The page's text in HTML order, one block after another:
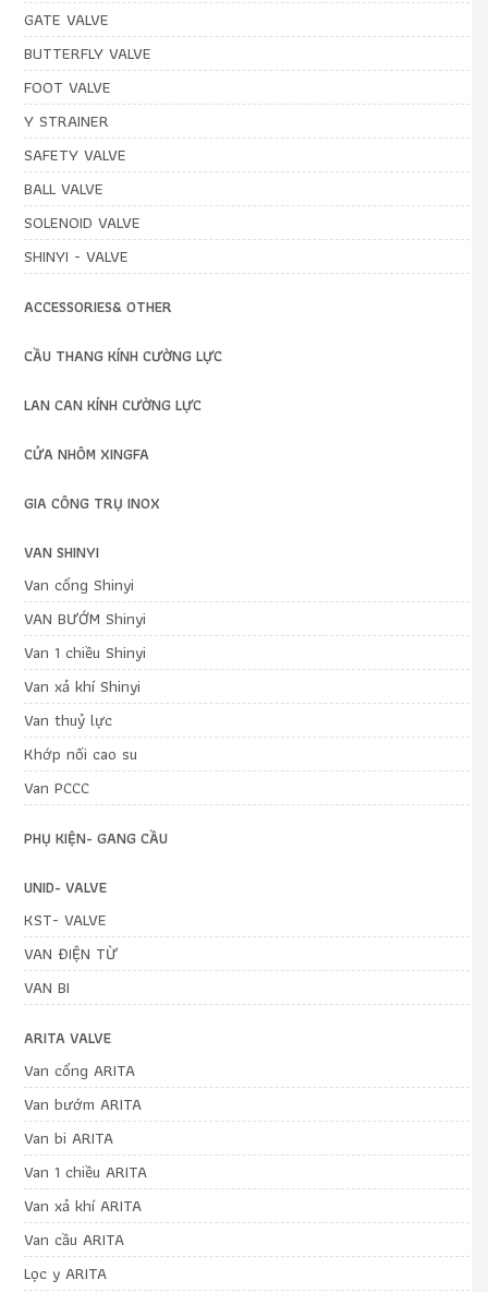
GATE VALVE
BUTTERFLY VALVE
FOOT VALVE
Y STRAINER
SAFETY VALVE
BALL VALVE
SOLENOID VALVE
SHINYI - VALVE
ACCESSORIES& OTHER
CẦU THANG KÍNH CƯỜNG LỰC
LAN CAN KÍNH CƯỜNG LỰC
CỬA NHÔM XINGFA
GIA CÔNG TRỤ INOX
VAN SHINYI
Van cổng Shinyi
VAN BƯỚM Shinyi
Van 1 chiều Shinyi
Van xả khí Shinyi
Van thuỷ lực
Khớp nối cao su
Van PCCC
PHỤ KIỆN- GANG CẦU
UNID- VALVE
KST- VALVE
VAN ĐIỆN TỪ
VAN BI
ARITA VALVE
Van cổng ARITA
Van bướm ARITA
Van bi ARITA
Van 1 chiều ARITA
Van xả khí ARITA
Van cầu ARITA
Lọc y ARITA